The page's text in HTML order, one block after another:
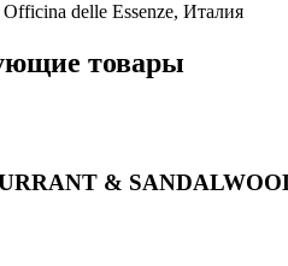
delle Essenze, Италия
товары
&